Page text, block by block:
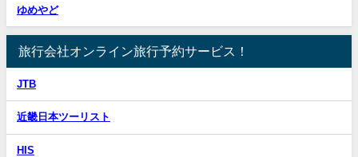
ゆめやど
旅行会社オンライン旅行予約サービス！
JTB
近畿日本ツーリスト
HIS